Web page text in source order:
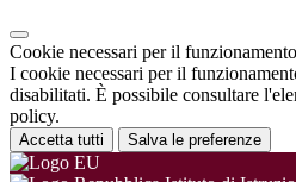
Cookie necessari per il funzionamento
I cookie necessari per il
disabilitati. È possibile consultare
policy.
Accetta tutti Salva le preferenze